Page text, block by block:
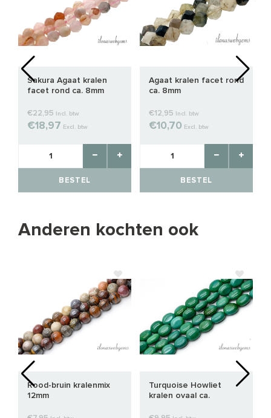
Sakura Agaat kralen
facet rond ca. 8mm
€22,95 Incl. btw
€18,97 Excl. btw
BESTEL
Agaat kralen facet rond
ca. 8mm
€12,95 Incl. btw
€10,70 Excl. btw
BESTEL
Anderen kochten ook
Rood-bruin kralenmix
12mm
Turquoise Howliet
kralen ovaal ca.